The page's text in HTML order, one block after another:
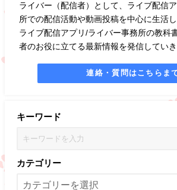
ライバー（配信者）として、ライブ配信
所での配信活動や動画投稿を中心に生活し
ライブ配信アプリ/ライバー事務所の教科
者のお役に立てる最新情報を発信していき
連絡・質問はこちらま
キーワード
カテゴリー